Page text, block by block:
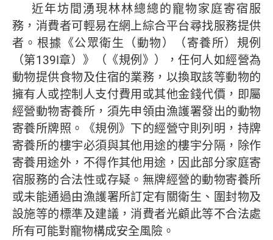
近年坊間湧現林林總總的寵物家庭寄宿服
務，消費者可輕易在網上綜合平台尋找服務提供
者。根據《公眾衛生（動物）（寄養所）規例
（第139I章）》（《規例》），任何人如經營為
動物提供食物及住宿的業務，以換取該等動物的
擁有人或控制人支付費用或其他金錢代價，即屬
經營動物寄養所，須先申領由漁護署發出的動物
寄養所牌照。《規例》下的經營守則列明，持牌
寄養所的樓宇必須與其他用途的樓宇分隔，除作
寄養用途外，不得作其他用途，因此部分家庭寄
宿服務的合法性或存疑。無牌經營的動物寄養所
或未能通過由漁護署所訂定有關衛生、圍封物及
設施等的標準及建議，消費者光顧此等不合法處
所有可能對寵物構成安全風險。